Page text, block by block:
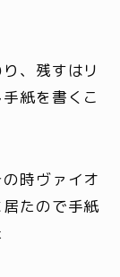
、残すはリ
紙を書くこ
時ヴァイオ
たので手紙